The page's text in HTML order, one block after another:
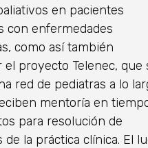
en pacientes
con enfermedades
como así también
el proyecto Telenec, que
red de pediatras a lo
mentoría en
para resolución de
de la práctica clínica. El